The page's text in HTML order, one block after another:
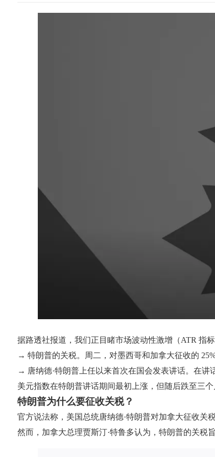
据路透社报道，我们正目睹市场波动性激增（ATR 指
→ 特朗普的关税。周二，对墨西哥和加拿大征收的
→ 唐纳德·特朗普上任以来首次在国会发表讲话。在讲
美元指数在特朗普讲话期间最初上涨，但随后跌至三
特朗普为什么要征收关税？
官方说法称，美国总统唐纳德·特朗普对加拿大征收关
然而，加拿大总理贾斯汀·特鲁多认为，特朗普的关税